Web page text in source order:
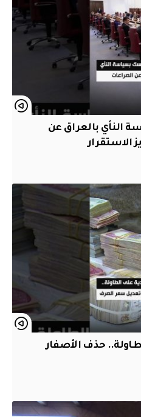
النأي بالعراق عن
الاستقرار
حذف الأصفار